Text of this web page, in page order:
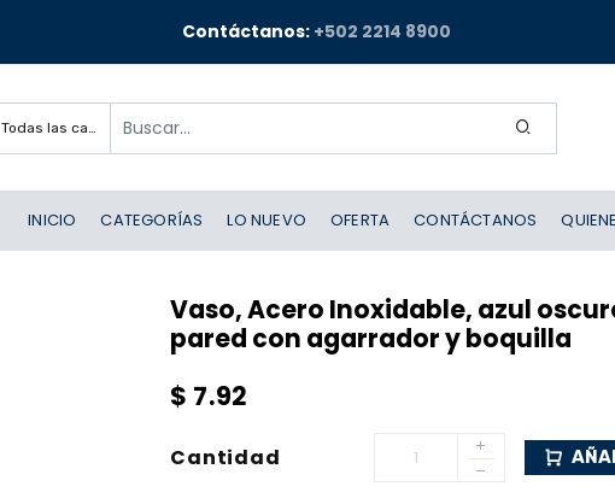
Contáctanos: +502 2214 8900
Todas las categorías
INICIO CATEGORÍAS LO NUEVO OFERTA CONTÁCTANOS
Vaso, Acero Inoxidable, azul
pared con agarrador y boquilla
$ 7.92
Cantidad